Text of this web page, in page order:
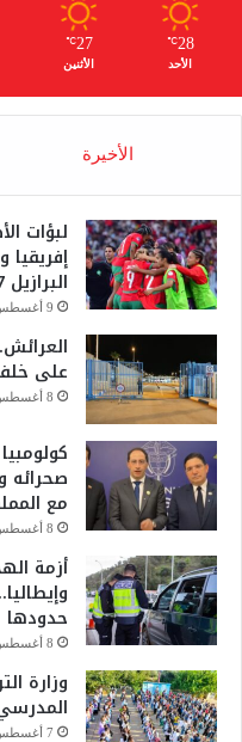
28
℃
الأحد
27
℃
الأثنين
الأخيرة
لبؤات
البرازيل 2027
9 أغسطس، 2026
على
8 أغسطس، 2026
صحرائه
مع
8 أغسطس، 2026
أزمة
حدودها
8 أغسطس، 2026
وزارة
المدرسي 2026-
7 أغسطس، 2026